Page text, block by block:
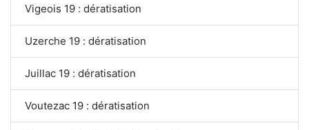
Vigeois 19 : dératisation
Uzerche 19 : dératisation
Juillac 19 : dératisation
Voutezac 19 : dératisation